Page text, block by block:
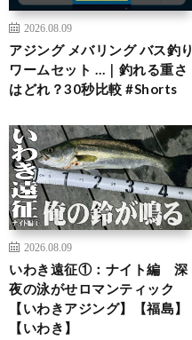
2026.08.09
アジング メバリング バス釣り
ワームセット …｜釣れる重さ
はどれ？30秒比較 #Shorts
2026.08.09
いわき遠征①：ナイト編 深
夜の泳がせロマンティック
【いわきアジング】【福島】
【いわき】